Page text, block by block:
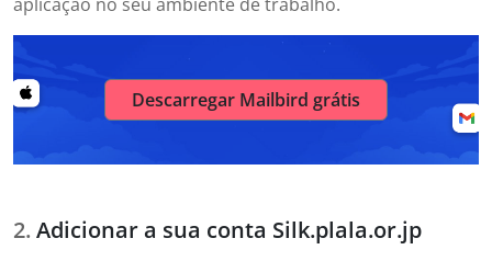
Descarregar Mailbird grátis
Adicionar a sua conta Silk.plala.or.jp